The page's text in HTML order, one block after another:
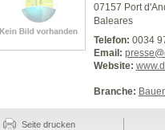
07157 Port
Baleares
Telefon: 0034
Email:
Website:
Branche:
Seite drucken